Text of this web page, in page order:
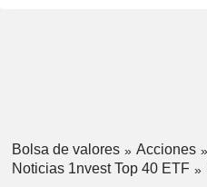
Bolsa de valores Acciones
Noticias 1nvest Top 40 ETF